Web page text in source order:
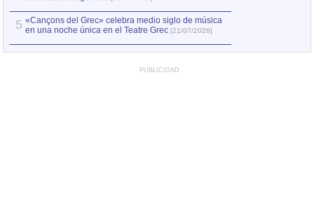
5 «Cançons del Grec» celebra medio siglo de música
en una noche única en el Teatre Grec [21/07/2026]
PUBLICIDAD